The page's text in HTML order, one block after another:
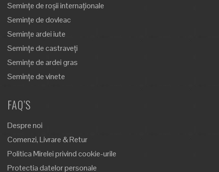
Semințe de roșii internaționale
Semințe de dovleac
Semințe ardei iute
Semințe de castraveți
Semințe de ardei gras
Semințe de vinete
FAQ’S
Despre noi
Comenzi, Livrare & Retur
Politica Mirelei privind cookie-urile
Protectia datelor personale